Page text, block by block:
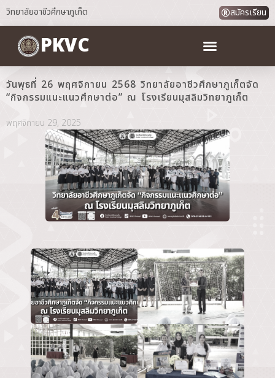
วิทยาลัยอาชีวศึกษาภูเก็ต สมัครเรียน
PKVC
วันพุธที่ 26 พฤศจิกายน 2568 วิทยาลัยอาชีวศึกษาภูเก็ตจัด
“กิจกรรมแนะแนวศึกษาต่อ” ณ โรงเรียนมุสลิมวิทยาภูเก็ต
พฤศจิกายน 29, 2025